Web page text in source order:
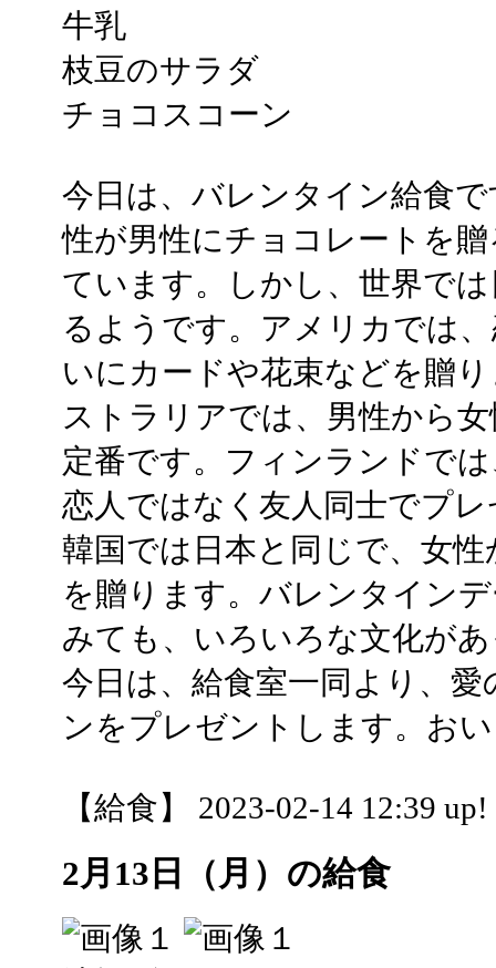
牛乳
枝豆のサラダ
チョコスコーン
今日は、バレンタイン給食
性が男性にチョコレートを
ています。しかし、世界で
るようです。アメリカでは
いにカードや花束などを贈
ストラリアでは、男性から
定番です。フィンランドで
恋人ではなく友人同士でプ
韓国では日本と同じで、女
を贈ります。バレンタイン
みても、いろいろな文化が
今日は、給食室一同より、
ンをプレゼントします。お
【給食】 2023-02-14 12:39 up!
2月13日（月）の給食